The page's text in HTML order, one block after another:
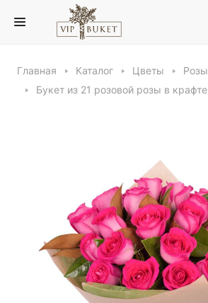
Главная Каталог Цветы Розы
Букет из 21 розовой розы в крафте